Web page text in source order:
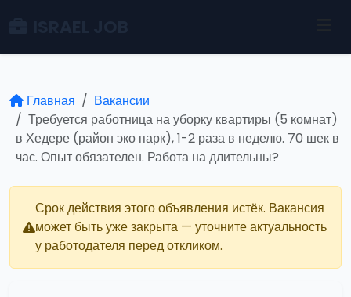
Главная
Вакансии
Требуется работница на уборку квартиры (5 комнат)
в Хедере (район эко парк), 1-2 раза в неделю. 70 шек в
час. Опыт обязателен. Работа на длительны?
Срок действия этого объявления истёк. Вакансия
может быть уже закрыта — уточните актуальность
у работодателя перед откликом.